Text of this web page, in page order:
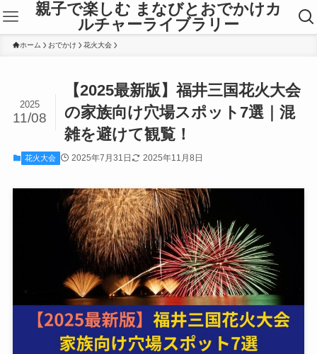
親子で楽しむ まなびとおでかけカ
ルチャーライブラリー
ホーム おでかけ 花火大会
【2025最新版】福井三国花火大会
の家族向け穴場スポット7選｜混
雑を避けて観覧！
2025
11/08
花火大会 2025年7月31日 2025年11月8日